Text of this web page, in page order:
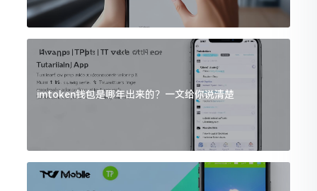
imtoken钱包是哪年出来的？一文给你说清楚